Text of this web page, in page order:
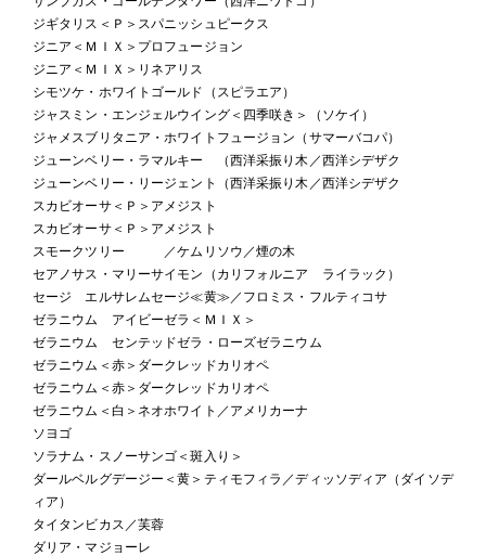
ジギタリス＜Ｐ＞スパニッシュピークス
ジニア＜ＭＩＸ＞プロフュージョン
ジニア＜ＭＩＸ＞リネアリス
シモツケ・ホワイトゴールド（スピラエア）
ジャスミン・エンジェルウイング＜四季咲き＞（ソケイ）
ジャメスブリタニア・ホワイトフュージョン（サマーバコパ）
ジューンベリー・ラマルキー （西洋采振り木／西洋シデザク
ジューンベリー・リージェント（西洋采振り木／西洋シデザク
スカビオーサ＜Ｐ＞アメジスト
スカビオーサ＜Ｐ＞アメジスト
スモークツリー ／ケムリソウ／煙の木
セアノサス・マリーサイモン（カリフォルニア ライラック）
セージ エルサレムセージ≪黄≫／フロミス・フルティコサ
ゼラニウム アイビーゼラ＜ＭＩＸ＞
ゼラニウム センテッドゼラ・ローズゼラニウム
ゼラニウム＜赤＞ダークレッドカリオペ
ゼラニウム＜赤＞ダークレッドカリオペ
ゼラニウム＜白＞ネオホワイト／アメリカーナ
ソヨゴ
ソラナム・スノーサンゴ＜斑入り＞
ダールベルグデージー＜黄＞ティモフィラ／ディッソディア（ダイソデ
ィア）
タイタンビカス／芙蓉
ダリア・マジョーレ